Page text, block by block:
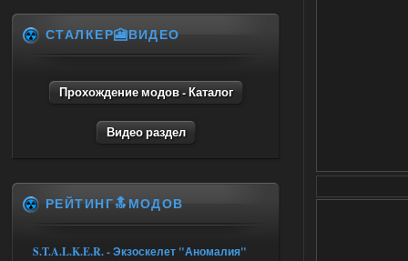
04.08.2026
STCoP WP 3.4
это и есть эта версия мода
04.08.2026
Объединенный Пак 2 + OGSR +
СТАЛКЕР🎦ВИДЕО
Прохождение модов - Каталог
Видео раздел
РЕЙТИНГ🔝МОДОВ
S.T.A.L.K.E.R. - Экзоскелет "Аномалия"